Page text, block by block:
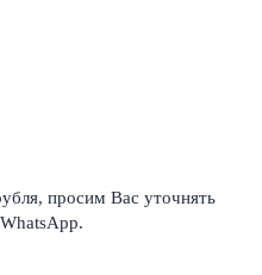
просим Вас уточнять